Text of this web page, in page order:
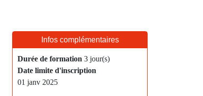
Infos complémentaires
Durée de formation 3 jour(s)
Date limite d'inscription
01 janv 2025